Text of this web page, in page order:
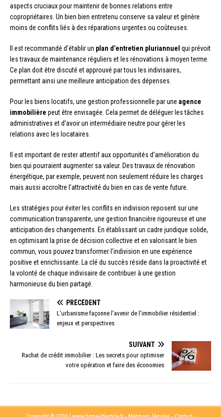
aspects cruciaux pour maintenir de bonnes relations entre
copropriétaires. Un bien bien entretenu conserve sa valeur et génère
moins de conflits liés à des réparations urgentes ou coûteuses.
Il est recommandé d’établir un plan d’entretien pluriannuel qui prévoit
les travaux de maintenance réguliers et les rénovations à moyen terme.
Ce plan doit être discuté et approuvé par tous les indivisaires,
permettant ainsi une meilleure anticipation des dépenses.
Pour les biens locatifs, une gestion professionnelle par une agence
immobilière peut être envisagée. Cela permet de déléguer les tâches
administratives et d’avoir un intermédiaire neutre pour gérer les
relations avec les locataires.
Il est important de rester attentif aux opportunités d’amélioration du
bien qui pourraient augmenter sa valeur. Des travaux de rénovation
énergétique, par exemple, peuvent non seulement réduire les charges
mais aussi accroître l’attractivité du bien en cas de vente future.
Les stratégies pour éviter les conflits en indivision reposent sur une
communication transparente, une gestion financière rigoureuse et une
anticipation des changements. En établissant un cadre juridique solide,
en optimisant la prise de décision collective et en valorisant le bien
commun, vous pouvez transformer l’indivision en une expérience
positive et enrichissante. La clé du succès réside dans la proactivité et
la volonté de chaque indivisaire de contribuer à une gestion
harmonieuse du bien partagé.
PRÉCÉDENT
L’urbanisme façonne l’avenir de l’immobilier résidentiel :
enjeux et perspectives
SUIVANT
Rachat de crédit immobilier : Les secrets pour optimiser
votre opération et faire des économies